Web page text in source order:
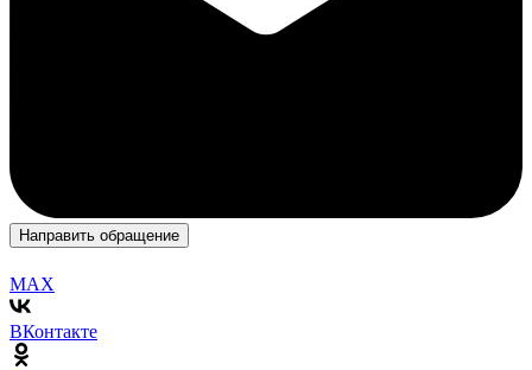
Направить обращение
MAX
ВКонтакте